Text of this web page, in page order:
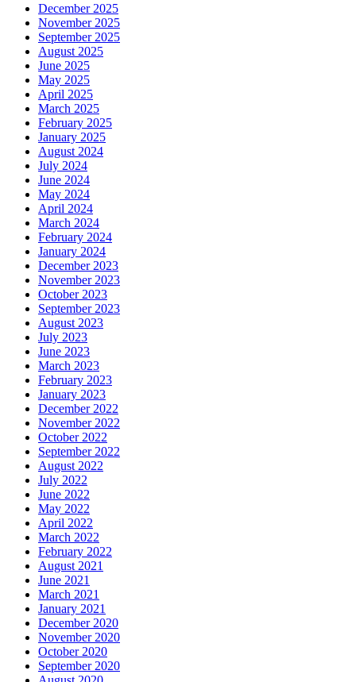
December 2025
November 2025
September 2025
August 2025
June 2025
May 2025
April 2025
March 2025
February 2025
January 2025
August 2024
July 2024
June 2024
May 2024
April 2024
March 2024
February 2024
January 2024
December 2023
November 2023
October 2023
September 2023
August 2023
July 2023
June 2023
March 2023
February 2023
January 2023
December 2022
November 2022
October 2022
September 2022
August 2022
July 2022
June 2022
May 2022
April 2022
March 2022
February 2022
August 2021
June 2021
March 2021
January 2021
December 2020
November 2020
October 2020
September 2020